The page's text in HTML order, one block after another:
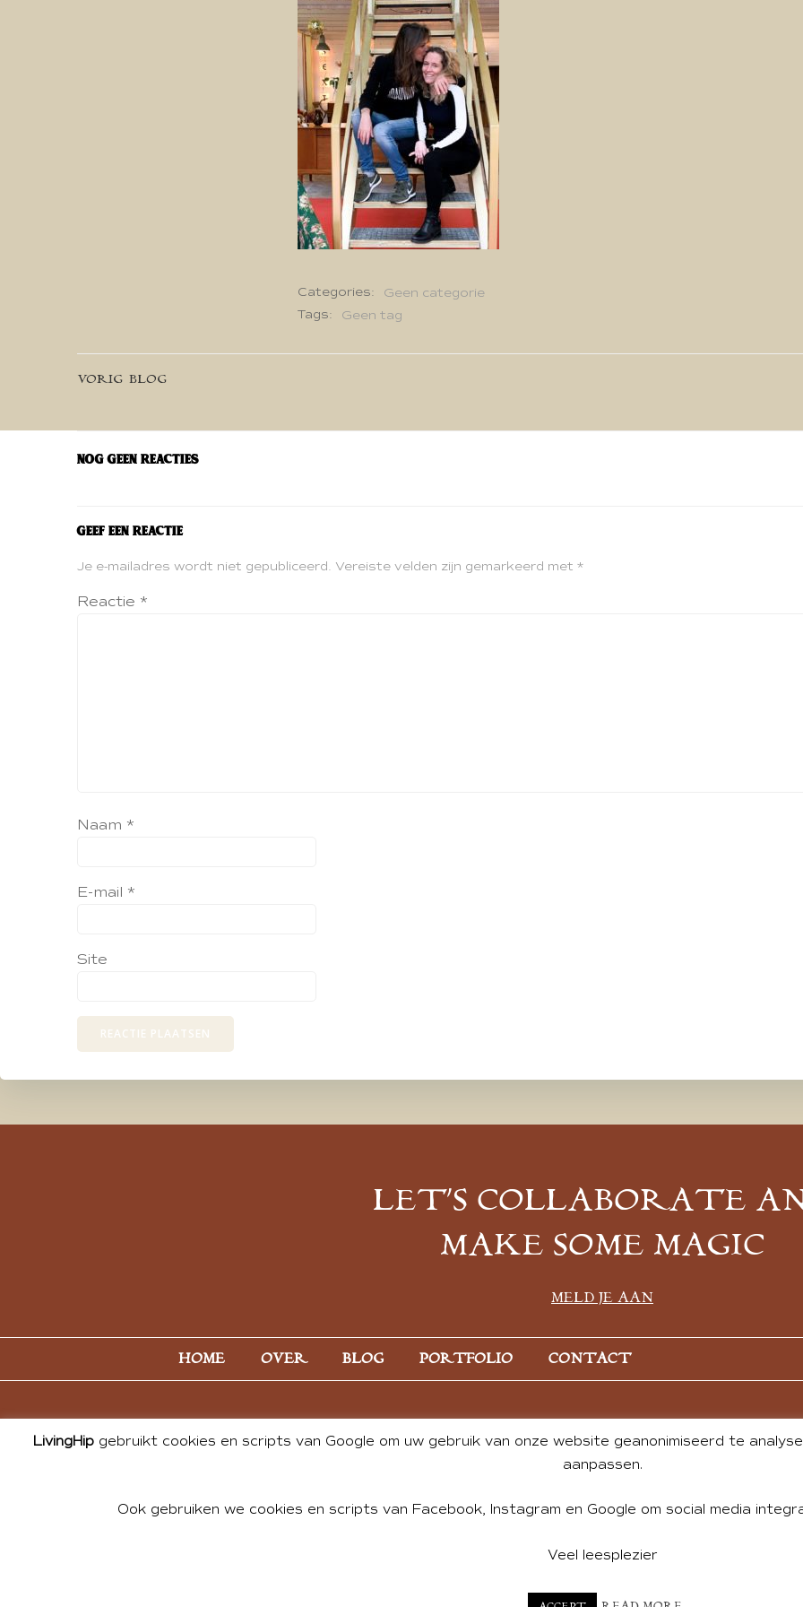
Categories:
Geen categorie
Tags:
Geen tag
Bericht
navigatie
VORIG BLOG
Nog geen reacties
Geef een reactie
Je e-mailadres wordt niet gepubliceerd. Vereiste velden zijn gemarkeerd met *
Reactie *
Naam *
E-mail *
Site
LET’S COLLABORATE
MAKE SOME MAGIC
MELD JE AAN
HOME OVER BLOG PORTFOLIO CONTACT
© 2026 ALL PHOTOS & CONTENT BY ANDREA DE GROOT. WEBSITE DESIGN BY
LivingHip gebruikt cookies en scripts van Google om uw gebruik van onze website geanonimiseerd te
aanpassen.
Ook gebruiken we cookies en scripts van Facebook, Instagram en Google om social media
Veel leesplezier